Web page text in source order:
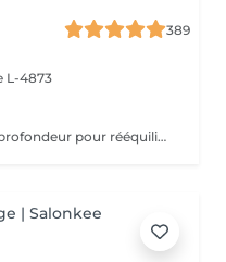
389
L-4873
Un soin de 90 minutes qui agit en profondeur pour rééquilibrer corps et esprit. Il combine un massage intensif du cuir chevelu, des manuvres enveloppantes sur la nuque, les épaules et le haut du dos, ainsi que l'utilisation de serviettes chaudes et d'huiles aromatiques apaisantes. Idéal en période de fatigue ou de stress chronique, ce rituel favorise le sommeil, libère les tensions musculaires et revitalise le cuir chevelu. Un séchage professionnel des cheveux est inclus à la fin, pour prolonger le bien-être jusqu'à la dernière minute.